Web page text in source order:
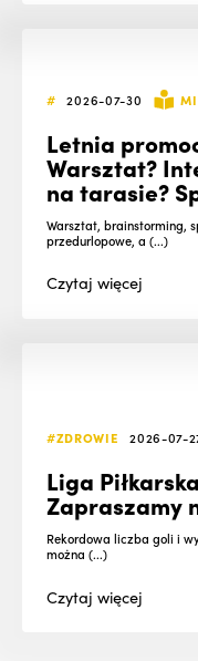
# 2026-07-30
Letnia
Warsztat?
na tarasie?
Warsztat, brainstorming,
przedurlopowe, a (...)
Czytajwięcej
#ZDROWIE 2026-07-
Liga
Zapraszamy
Rekordowa liczba goli i
można (...)
Czytajwięcej